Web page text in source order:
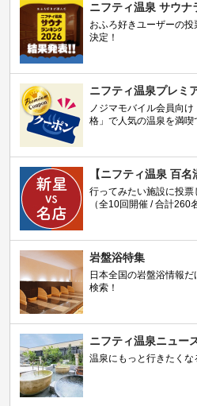
ニフティ温泉 サウナ
おふろ好きユーザーの
決定！
ニフティ温泉プレミ
ノジマモバイル会員向
格」で人気の温泉を満喫
【ニフティ温泉 百名
行ってみたい施設に投票
（全10回開催 / 合計260
岩盤浴特集
日本全国の岩盤浴情報
検索！
ニフティ温泉ニュー
温泉にもっと行きたく